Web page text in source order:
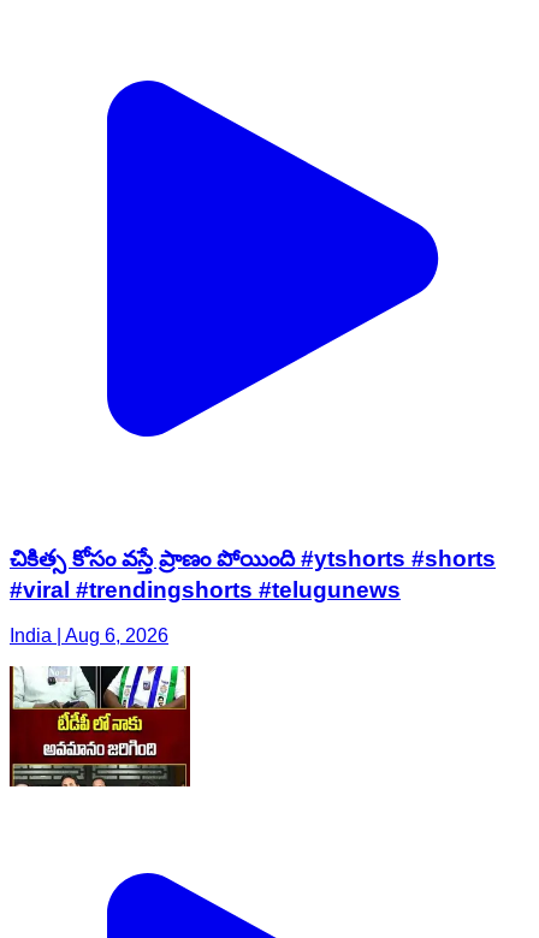
చికిత్స కోసం వస్తే ప్రాణం పోయింది #ytshorts #shorts
#viral #trendingshorts #telugunews
India | Aug 6, 2026